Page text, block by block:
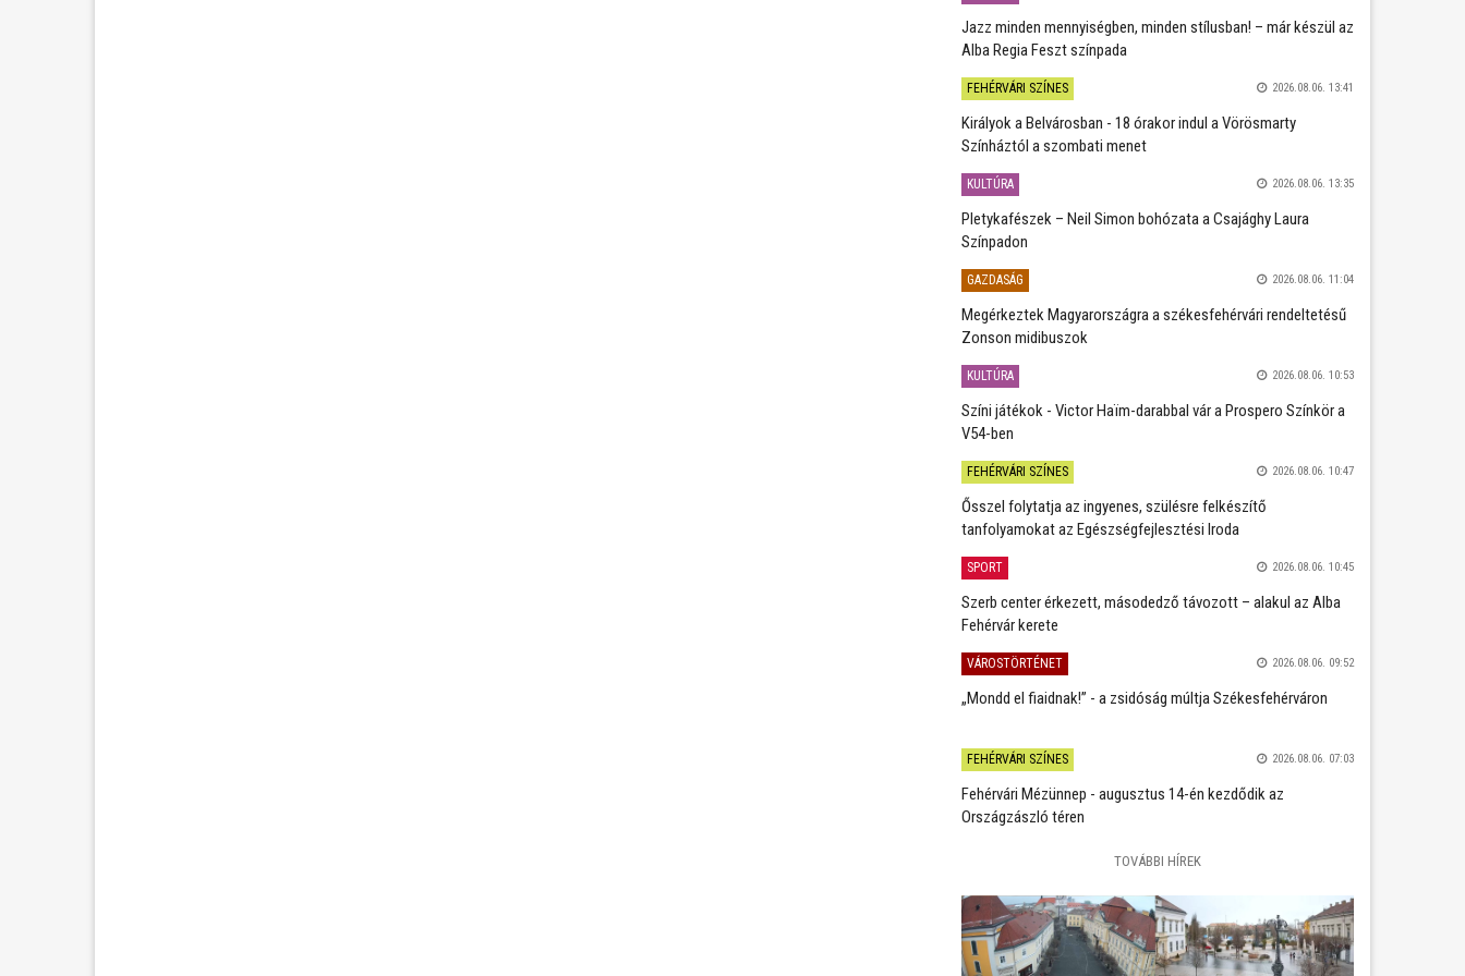
Jazz minden mennyiségben, minden stílusban! – már készül az
Alba Regia Feszt színpada
FEHÉRVÁRI SZÍNES 2026.08.06. 13:41
Királyok a Belvárosban - 18 órakor indul a Vörösmarty
Színháztól a szombati menet
KULTÚRA 2026.08.06. 13:35
Pletykafészek – Neil Simon bohózata a Csajághy Laura
Színpadon
GAZDASÁG 2026.08.06. 11:04
Megérkeztek Magyarországra a székesfehérvári rendeltetésű
Zonson midibuszok
KULTÚRA 2026.08.06. 10:53
Színi játékok - Victor Haïm-darabbal vár a Prospero Színkör a
V54-ben
FEHÉRVÁRI SZÍNES 2026.08.06. 10:47
Ősszel folytatja az ingyenes, szülésre felkészítő
tanfolyamokat az Egészségfejlesztési Iroda
SPORT 2026.08.06. 10:45
Szerb center érkezett, másodedző távozott – alakul az Alba
Fehérvár kerete
VÁROSTÖRTÉNET 2026.08.06. 09:52
„Mondd el fiaidnak!” - a zsidóság múltja Székesfehérváron
FEHÉRVÁRI SZÍNES 2026.08.06. 07:03
Fehérvári Mézünnep - augusztus 14-én kezdődik az
Országzászló téren
TOVÁBBI HÍREK